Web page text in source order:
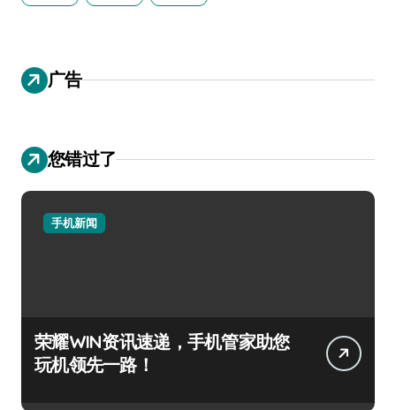
广告
您错过了
手机新闻
荣耀WIN资讯速递，手机管家助您
玩机领先一路！